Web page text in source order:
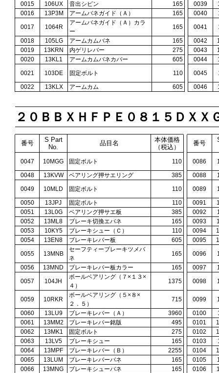
0015
106UX 音出シピン 165 0039
0016
13P3M アームバネガイド（Ａ） 165 0040
0017
1064R
アームバネガイド（Ａ）カラ
ー
165 0041
0018
105LG アームカムバネ 165 0042
0019
13KRN 内ゲリレバー 275 0043
0020
13KL1 アームカムバネカバー 605 0044
0021
103DE 固定ボルト 110 0045
0022
13KLX アームカム 605 0046
２０ＢＢＸＨＦＰＥ０８１５ＤＸＸ
番号
S Part
No.
品目名
本体価格
（税込）
番号
0047 10MGG 固定ボルト 110 0086
0048
13KVW ベアリング押サエリング 385 0088
0049
10MLD 固定ボルト 110 0089
0050
13JPJ 固定ボルト 110 0091
0051
13L0G ベアリング押サエ板 385 0092
0052
13ML8 ブレーキ切換エバネ 165 0093
0053
10KY5 ブレーキシュー（Ｃ） 110 0094
0054
13EN8 ブレーキレバー板 605 0095
0055
13MNB
セーフティーブレーキツメバ
ネ
165 0096
0056
13MND ブレーキレバー板カラー 165 0097
0057
104JH
ボールベアリング（７×１３×
４）
1375 0098
0059 10RKR
ボールベアリング（５×８×
２．５）
715 0099
0060
13LU9 ブレーキレバー（Ａ） 3960 0100
0061
13MM2 ブレーキレバー銘版 495 0101
0062
13MK1 固定ボルト 275 0102
0063
13LV5 ブレーキシュー 165 0103
0064
13MPF ブレーキレバー（Ｂ） 2255 0104
0065
13LUM ブレーキレバーバネ 165 0105
0066
13MNG ブレーキシューバネ 165 0106